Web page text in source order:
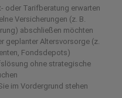
oder Tarifberatung erwarten
Versicherungen (z. B.
abschließen möchten
geplanter Altersvorsorge (z.
Fondsdepots)
ohne strategische
im Vordergrund stehen